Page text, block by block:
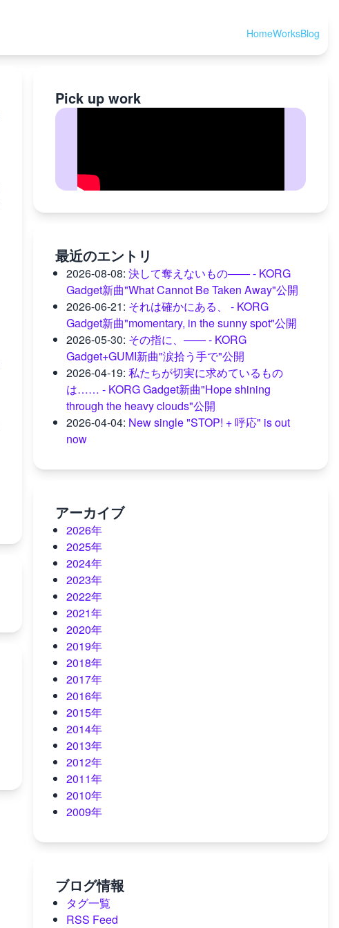
HomeWorksBlog
Pick up work
最近のエントリ
2026-08-08:決して奪えないもの―― - KORG
Gadget新曲"What Cannot Be Taken Away"公開
2026-06-21: それは確かにある、 - KORG
Gadget新曲"momentary, in the sunny spot"公開
2026-05-30: その指に、―― - KORG
Gadget+GUMI新曲"涙拾う手で"公開
2026-04-19:私たちが切実に求めているもの
は…… - KORG Gadget新曲"Hope shining
through the heavy clouds"公開
2026-04-04: New single "STOP! + 呼応" is out
now
アーカイブ
2026年
2025年
2024年
2023年
2022年
2021年
2020年
2019年
2018年
2017年
2016年
2015年
2014年
2013年
2012年
2011年
2010年
2009年
ブログ情報
タグ一覧
RSS Feed